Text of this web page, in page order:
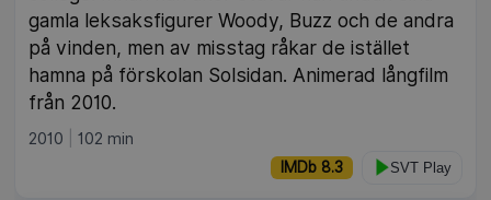
gamla leksaksfigurer Woody, Buzz och de andra
på vinden, men av misstag råkar de istället
hamna på förskolan Solsidan. Animerad långfilm
från 2010.
2010 102 min
IMDb 8.3 SVT Play